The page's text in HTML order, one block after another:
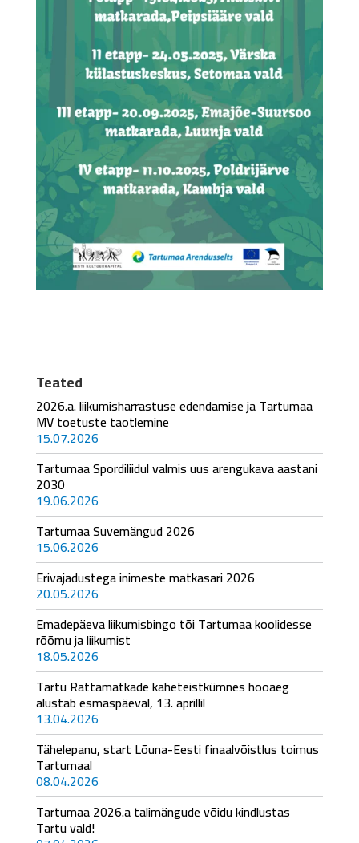
Teated
2026.a. liikumisharrastuse edendamise ja Tartumaa
MV toetuste taotlemine
15.07.2026
Tartumaa Spordiliidul valmis uus arengukava aastani
2030
19.06.2026
Tartumaa Suvemängud 2026
15.06.2026
Erivajadustega inimeste matkasari 2026
20.05.2026
Emadepäeva liikumisbingo tõi Tartumaa koolidesse
rõõmu ja liikumist
18.05.2026
Tartu Rattamatkade kaheteistkümnes hooaeg
alustab esmaspäeval, 13. aprillil
13.04.2026
Tähelepanu, start Lõuna-Eesti finaalvõistlus toimus
Tartumaal
08.04.2026
Tartumaa 2026.a talimängude võidu kindlustas
Tartu vald!